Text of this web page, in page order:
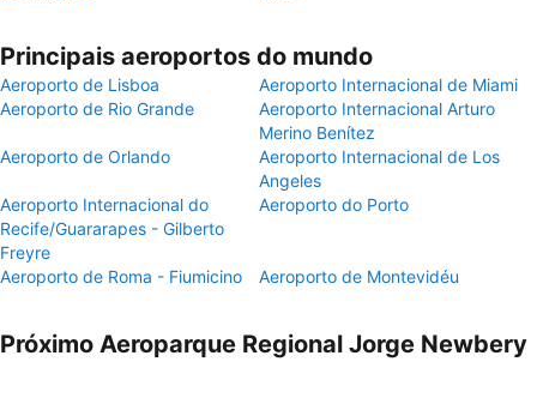
Principais aeroportos do mundo
Aeroporto de Lisboa
Aeroporto Internacional de Miami
Aeroporto de Rio Grande
Aeroporto Internacional Arturo
Merino Benítez
Aeroporto de Orlando
Aeroporto Internacional de Los
Angeles
Aeroporto Internacional do
Recife/Guararapes - Gilberto
Freyre
Aeroporto do Porto
Aeroporto de Roma - Fiumicino Aeroporto de Montevidéu
Próximo Aeroparque Regional Jorge Newbery